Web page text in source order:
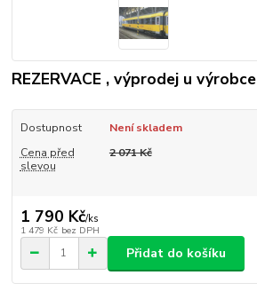
REZERVACE , výprodej u výrobce
Dostupnost
Není skladem
Cena před
slevou
2 071 Kč
1 790 Kč/ks
1 479 Kč bez DPH
Přidat do košíku